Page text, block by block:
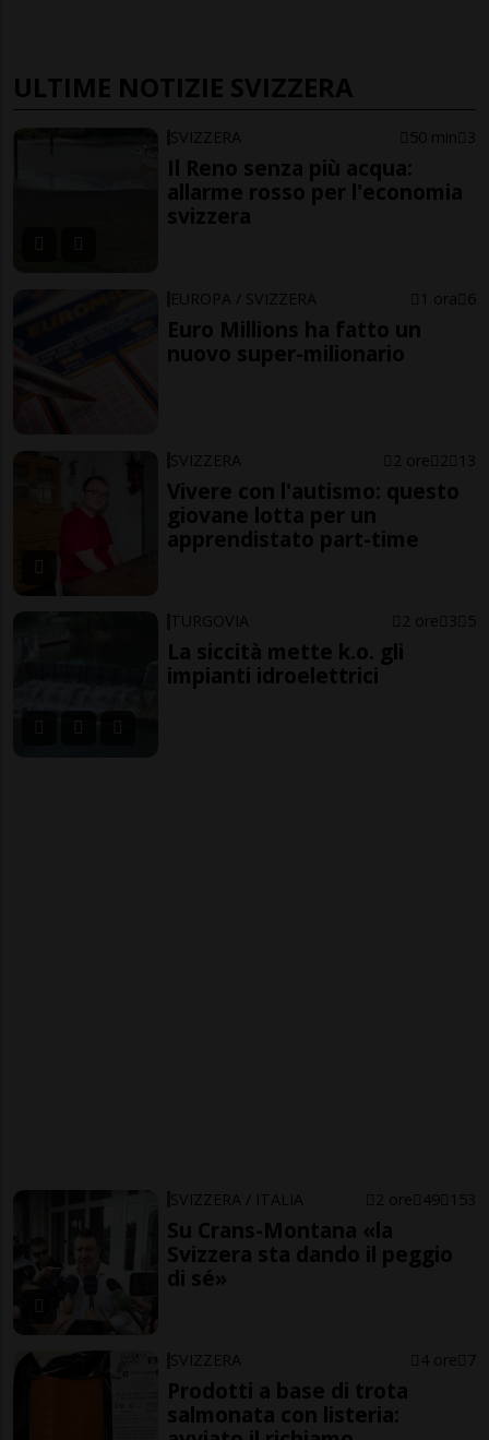
ULTIME NOTIZIE SVIZZERA
SVIZZERA 50 min 3
Il Reno senza più acqua:
allarme rosso per l'economia
svizzera
EUROPA / SVIZZERA 1 ora 6
Euro Millions ha fatto un
nuovo super-milionario
SVIZZERA 2 ore 2 13
Vivere con l'autismo: questo
giovane lotta per un
apprendistato part-time
TURGOVIA 2 ore 3 5
La siccità mette k.o. gli
impianti idroelettrici
SVIZZERA / ITALIA 2 ore 49 153
Su Crans-Montana «la
Svizzera sta dando il peggio
di sé»
SVIZZERA 4 ore 7
Prodotti a base di trota
salmonata con listeria: